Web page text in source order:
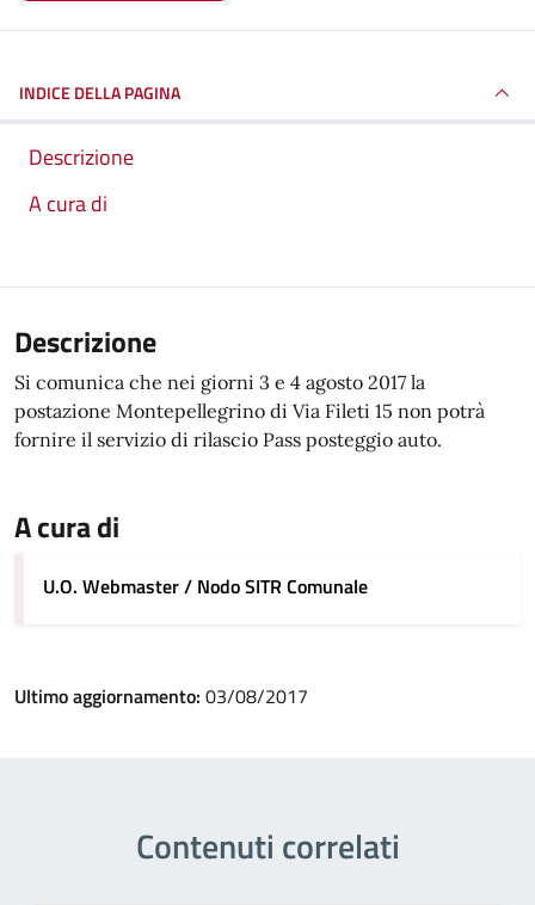
INDICE DELLA PAGINA
Descrizione
A cura di
Descrizione
Si comunica che nei giorni 3 e 4 agosto 2017 la
postazione Montepellegrino di Via Fileti 15 non potrà
fornire il servizio di rilascio Pass posteggio auto.
A cura di
U.O. Webmaster / Nodo SITR Comunale
Ultimo aggiornamento: 03/08/2017
Contenuti correlati